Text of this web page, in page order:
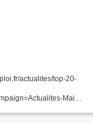
actualites/top-20-
Mai